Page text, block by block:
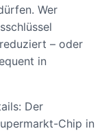
Wer
– oder
in
Der
Chip in